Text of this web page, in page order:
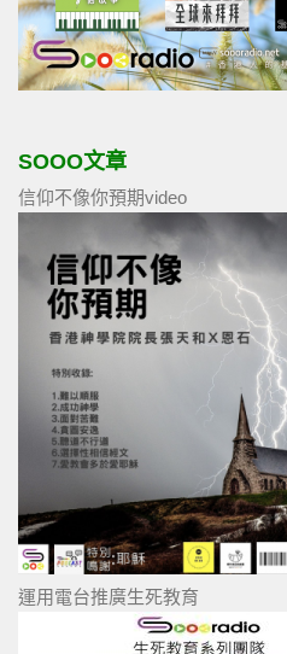
SOOO文章
信仰不像你預期video
運用電台推廣生死教育